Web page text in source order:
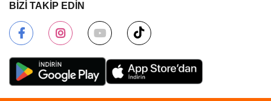
BİZİ TAKİP EDİN